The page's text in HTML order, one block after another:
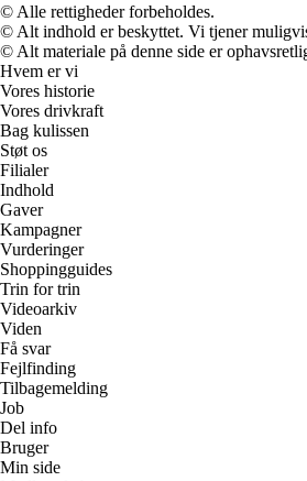
© Alle rettigheder forbeholdes.
© Alt indhold er beskyttet. Vi tjener
© Alt materiale på denne side er
Hvem er vi
Vores historie
Vores drivkraft
Bag kulissen
Støt os
Filialer
Indhold
Gaver
Kampagner
Vurderinger
Shoppingguides
Trin for trin
Videoarkiv
Viden
Få svar
Fejlfinding
Tilbagemelding
Job
Del info
Bruger
Min side